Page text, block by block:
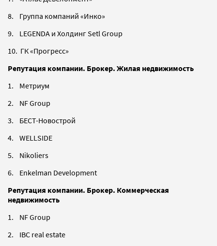
8. Группа компаний «Инко»
9. LEGENDA и Холдинг Setl Group
10. ГК «Прогресс»
Репутация компании. Брокер. Жилая недвижимость
1. Метриум
2. NF Group
3. БЕСТ-Новострой
4. WELLSIDE
5. Nikoliers
6. Enkelman Development
Репутация компании. Брокер. Коммерческая
недвижимость
1. NF Group
2. IBC real estate